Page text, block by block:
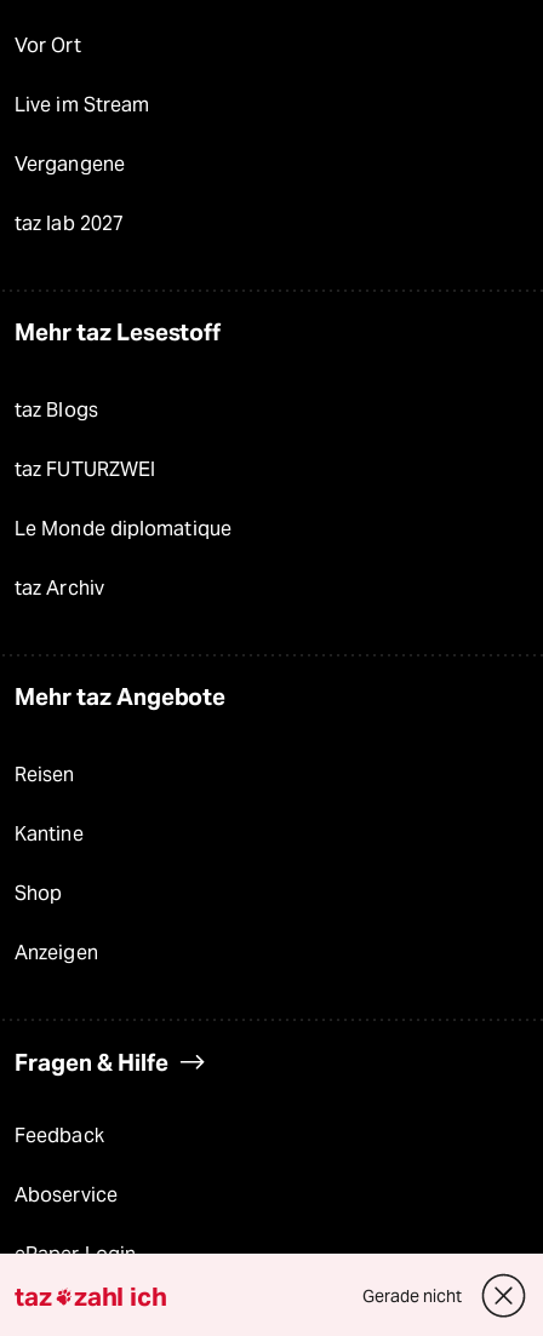
Vor Ort
Live im Stream
Vergangene
taz lab 2027
Mehr taz Lesestoff
taz Blogs
taz FUTURZWEI
Le Monde diplomatique
taz Archiv
Mehr taz Angebote
Reisen
Kantine
Shop
Anzeigen
Fragen & Hilfe
Feedback
Aboservice
ePaper Login
Downloads für Abonnierende
taz zahl ich Gerade nicht